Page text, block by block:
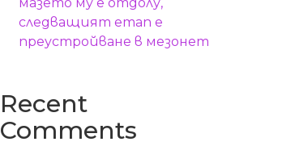
следващият етап е
преустройване в мезонет
Recent
Comments